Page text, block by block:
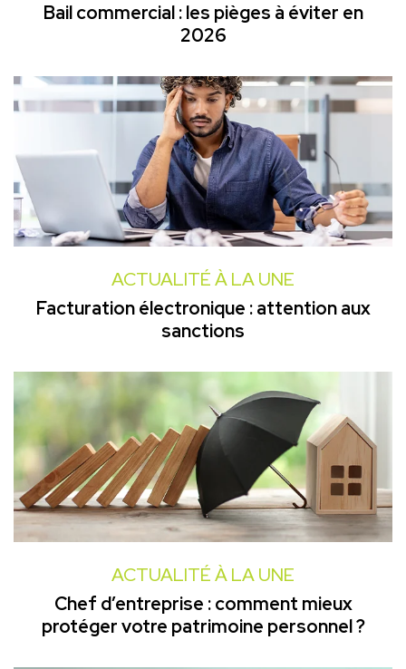
Bail commercial : les pièges à éviter en
2026
ACTUALITÉ À LA UNE
Facturation électronique : attention aux
sanctions
ACTUALITÉ À LA UNE
Chef d’entreprise : comment mieux
protéger votre patrimoine personnel ?